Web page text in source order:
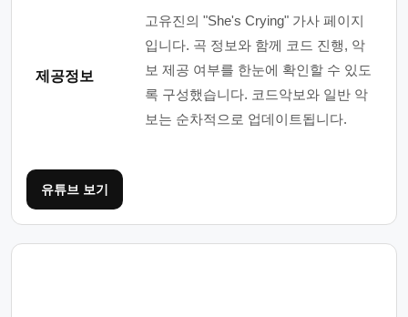
제공정보
고유진의 "She's Crying" 가사 페이지
입니다. 곡 정보와 함께 코드 진행, 악
보 제공 여부를 한눈에 확인할 수 있도
록 구성했습니다. 코드악보와 일반 악
보는 순차적으로 업데이트됩니다.
유튜브 보기